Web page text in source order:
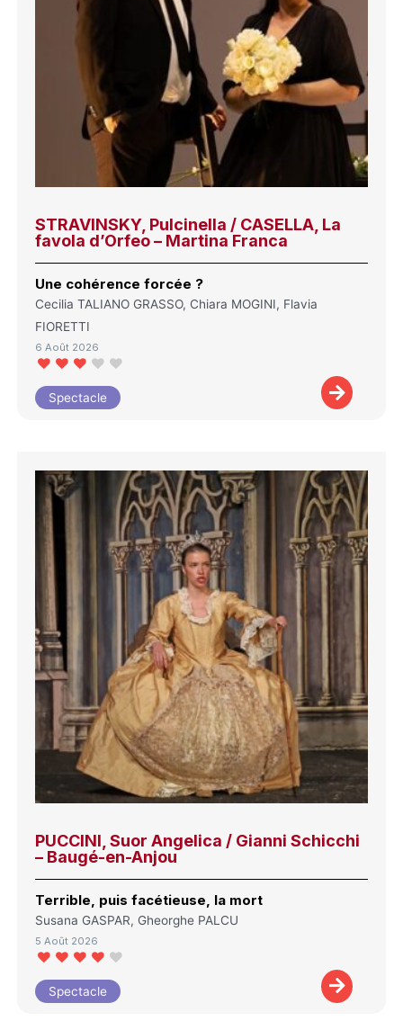
STRAVINSKY, Pulcinella / CASELLA, La
favola d’Orfeo – Martina Franca
Une cohérence forcée ?
Cecilia TALIANO GRASSO, Chiara MOGINI, Flavia
FIORETTI
6 Août 2026
Spectacle
PUCCINI, Suor Angelica / Gianni Schicchi
– Baugé-en-Anjou
Terrible, puis facétieuse, la mort
Susana GASPAR, Gheorghe PALCU
5 Août 2026
Spectacle